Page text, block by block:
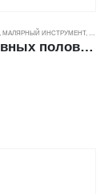
МАЛЯРНЫЙ ИНСТРУМЕНТ,
Валик ДЕКОР Универсал для наливных полов, игольчатый (28мм/240мм)